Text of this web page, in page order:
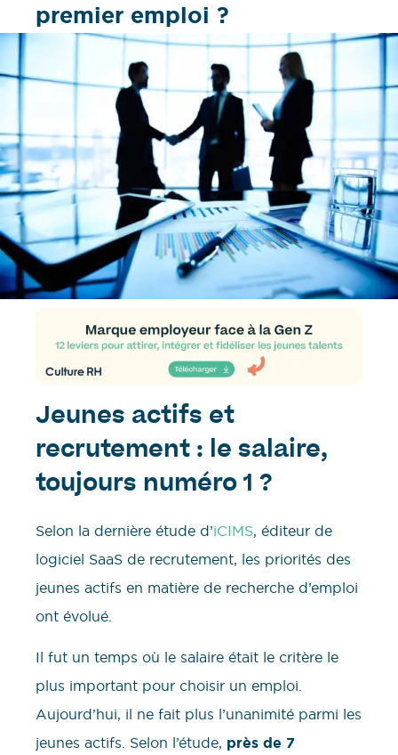
premier emploi ?
Jeunes actifs et
recrutement : le salaire,
toujours numéro 1 ?
Selon la dernière étude d’iCIMS, éditeur de
logiciel SaaS de recrutement, les priorités des
jeunes actifs en matière de recherche d’emploi
ont évolué.
Il fut un temps où le salaire était le critère le
plus important pour choisir un emploi.
Aujourd’hui, il ne fait plus l’unanimité parmi les
jeunes actifs. Selon l’étude, près de 7